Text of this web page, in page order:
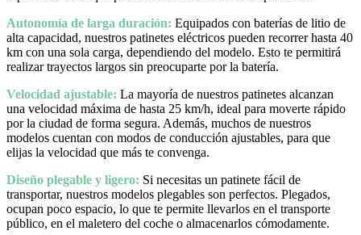
Autonomía de larga duración: Equipados con baterías de litio de
alta capacidad, nuestros patinetes eléctricos pueden recorrer hasta 40
km con una sola carga, dependiendo del modelo. Esto te permitirá
realizar trayectos largos sin preocuparte por la batería.
Velocidad ajustable: La mayoría de nuestros patinetes alcanzan
una velocidad máxima de hasta 25 km/h, ideal para moverte rápido
por la ciudad de forma segura. Además, muchos de nuestros
modelos cuentan con modos de conducción ajustables, para que
elijas la velocidad que más te convenga.
Diseño plegable y ligero: Si necesitas un patinete fácil de
transportar, nuestros modelos plegables son perfectos. Plegados,
ocupan poco espacio, lo que te permite llevarlos en el transporte
público, en el maletero del coche o almacenarlos cómodamente.